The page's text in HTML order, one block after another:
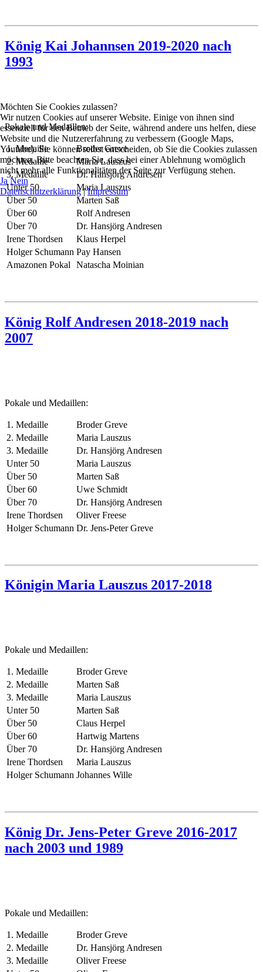
König Kai Johannsen 2019-2020 nach
1993
Pokale und Medaillen:
1. Medaille
Broder Greve
2. Medaille
Maria Lauszus
3. Medaille
Dr. Hansjörg Andresen
Unter 50
Maria Lauszus
Über 50
Marten Saß
Über 60
Rolf Andresen
Über 70
Dr. Hansjörg Andresen
Irene Thordsen
Klaus Herpel
Holger Schumann Pay Hansen
Amazonen Pokal
Natascha Moinian
König Rolf Andresen 2018-2019 nach
2007
Pokale und Medaillen:
1. Medaille
Broder Greve
2. Medaille
Maria Lauszus
3. Medaille
Dr. Hansjörg Andresen
Unter 50
Maria Lauszus
Über 50
Marten Saß
Über 60
Uwe Schmidt
Über 70
Dr. Hansjörg Andresen
Irene Thordsen
Oliver Freese
Holger Schumann Dr. Jens-Peter Greve
Königin Maria Lauszus 2017-2018
Pokale und Medaillen:
1. Medaille
Broder Greve
2. Medaille
Marten Saß
3. Medaille
Maria Lauszus
Unter 50
Marten Saß
Über 50
Claus Herpel
Über 60
Hartwig Martens
Über 70
Dr. Hansjörg Andresen
Irene Thordsen
Maria Lauszus
Holger Schumann Johannes Wille
König Dr. Jens-Peter Greve 2016-2017
nach 2003 und 1989
Pokale und Medaillen:
1. Medaille
Broder Greve
2. Medaille
Dr. Hansjörg Andresen
3. Medaille
Oliver Freese
Möchten Sie Cookies zulassen?
Wir nutzen Cookies auf unserer Website. Einige von ihnen sind
essenziell für den Betrieb der Seite, während andere uns helfen, diese
Website und die Nutzererfahrung zu verbessern (Google Maps,
Youtube). Sie können selbst entscheiden, ob Sie die Cookies zulassen
möchten. Bitte beachten Sie, dass bei einer Ablehnung womöglich
nicht mehr alle Funktionalitäten der Seite zur Verfügung stehen.
Ja Nein
Datenschutzerklärung|Impressum